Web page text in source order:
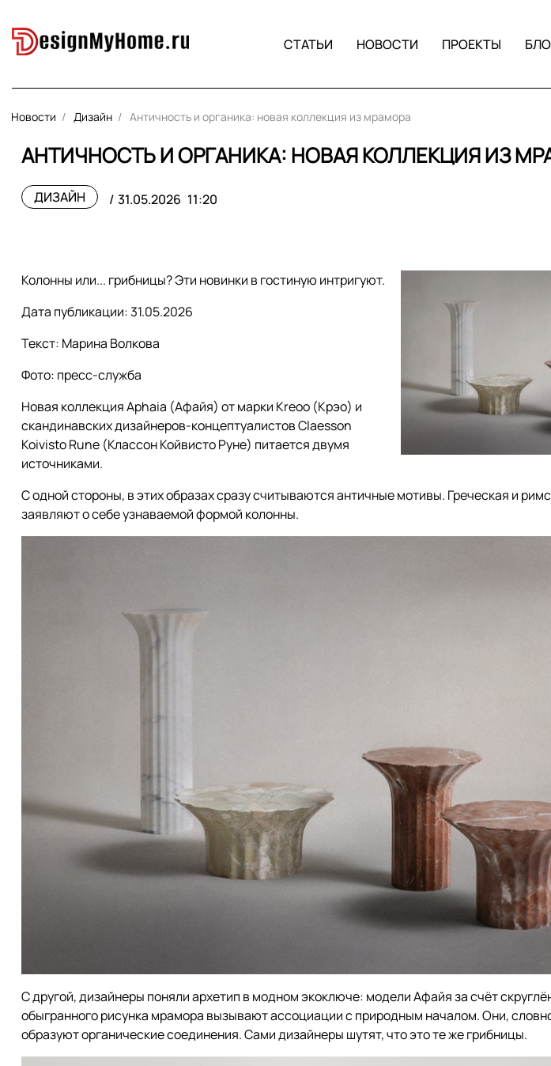
СТАТЬИ НОВОСТИ ПРОЕКТЫ
Новости Дизайн Античность и органика: новая коллекция из мрамора
АНТИЧНОСТЬ И ОРГАНИКА: НОВАЯ КОЛЛЕКЦИЯ ИЗ
ДИЗАЙН 31.05.2026 11:20
Колонны или... грибницы? Эти новинки в гостиную интригуют.
Дата публикации: 31.05.2026
Текст: Марина Волкова
Фото: пресс-служба
Новая коллекция Aphaia (Афайя) от марки Kreoo (Крэо) и
скандинавских дизайнеров-концептуалистов Claesson
Koivisto Rune (Классон Койвисто Руне) питается двумя
источниками.
С одной стороны, в этих образах сразу считываются античные мотивы. Греческая и
заявляют о себе узнаваемой формой колонны.
С другой, дизайнеры поняли архетип в модном экоключе: модели Афайя за счёт
обыгранного рисунка мрамора вызывают ассоциации с природным началом. Они,
образуют органические соединения. Сами дизайнеры шутят, что это те же грибницы.